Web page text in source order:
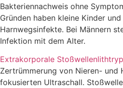
Bakteriennachweis ohne
Gründen haben kleine Kinder
Harnwegsinfekte. Bei Männern
Infektion mit dem Alter.
Extrakorporale
Zertrümmerung von Nieren- und
fokusierten Ultraschall.